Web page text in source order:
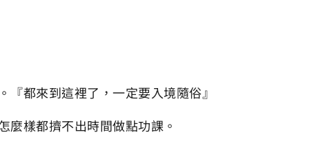
都來到這裡了，一定要入境隨俗』
麼樣都擠不出時間做點功課。